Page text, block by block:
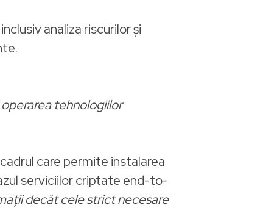
analiza riscurilor și
tehnologiilor
care permite instalarea
serviciilor criptate end-to-
decât cele strict necesare